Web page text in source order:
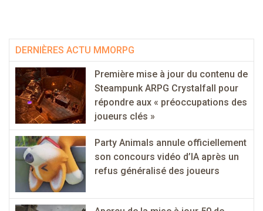
DERNIÈRES ACTU MMORPG
Première mise à jour du contenu de
Steampunk ARPG Crystalfall pour
répondre aux « préoccupations des
joueurs clés »
Party Animals annule officiellement
son concours vidéo d’IA après un
refus généralisé des joueurs